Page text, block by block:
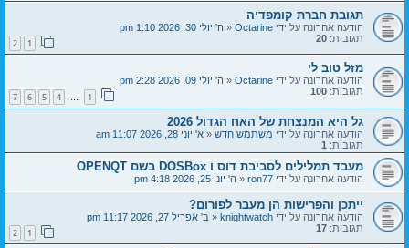
תגובת חברת קומפדיה
הודעה אחרונה על ידי Octarine
«ה' יולי 30, 2026 1:10 pm
תגובות: 20
2
מזל טוב לי
הודעה אחרונה על ידי Octarine
«ה' יולי 09, 2026 2:28 pm
תגובות: 100
…
4
5
6
7
גל היא המנצחת של האח הגדול 2026
הודעה אחרונה על ידי משתמש חדש«א' יוני 28, 2026 11:07 am
תגובות: 1
מעבד תמלילים לסביבת דוס ו DOSBox בשם OPENQT
הודעה אחרונה על ידי ron77
«ה' יוני 25, 2026 4:18 pm
ייתכן והפרישות הן מעבר לפורום?
הודעה אחרונה על ידי knightwatch
«ב' אפריל 27, 2026 11:17 pm
תגובות: 17
2